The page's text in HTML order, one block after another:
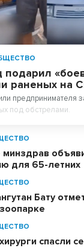
подарил
раненых на
предпринимателя
под обстрелами.
для 65-летних
Бату
спасли